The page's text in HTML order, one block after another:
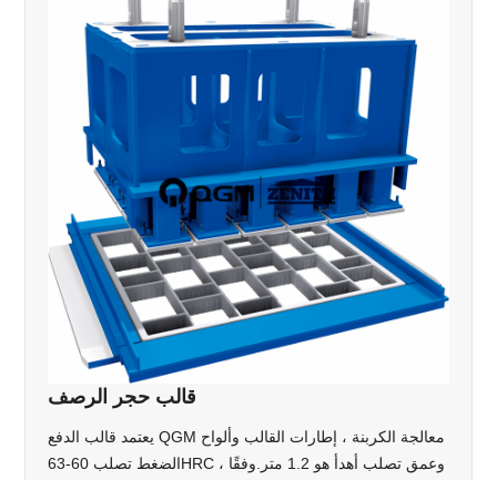
قالب حجر الرصف
يعتمد قالب الدفع QGM معالجة الكربنة ، إطارات القالب وألواح
الضغط تصلب 60-63HRC ، وعمق تصلب أهدأ هو 1.2 متر.وفقًا